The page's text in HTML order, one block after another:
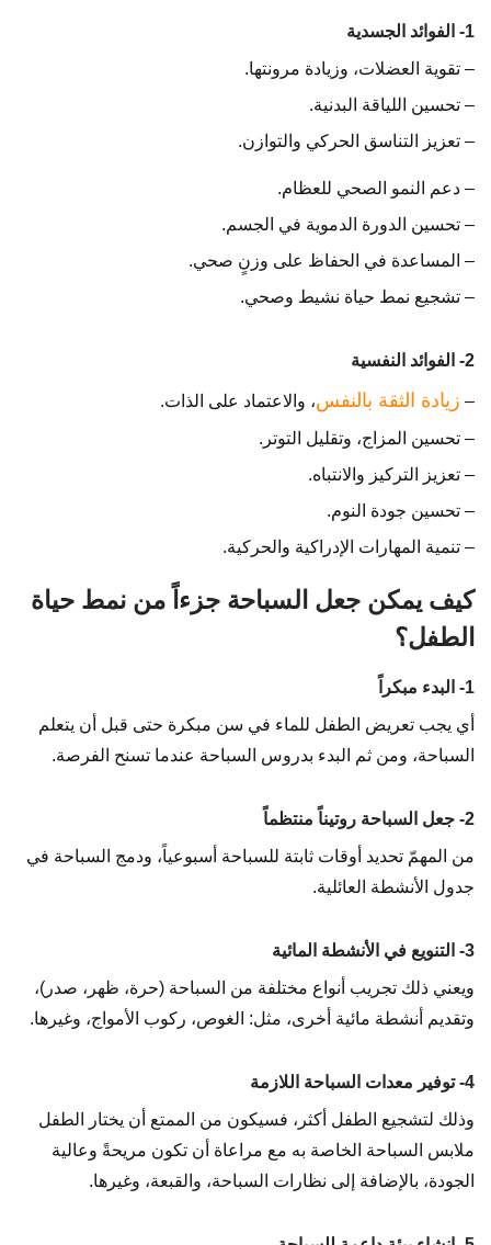
1- الفوائد الجسدية
– تقوية العضلات، وزيادة مرونتها.
– تحسين اللياقة البدنية.
– تعزيز التناسق الحركي والتوازن.
– دعم النمو الصحي للعظام.
– تحسين الدورة الدموية في الجسم.
– المساعدة في الحفاظ على وزنٍ صحي.
– تشجيع نمط حياة نشيط وصحي.
2- الفوائد النفسية
– زيادة الثقة بالنفس، والاعتماد على الذات.
– تحسين المزاج، وتقليل التوتر.
– تعزيز التركيز والانتباه.
– تحسين جودة النوم.
– تنمية المهارات الإدراكية والحركية.
كيف يمكن جعل السباحة جزءاً من نمط حياة
الطفل؟
1- البدء مبكراً
أي يجب تعريض الطفل للماء في سن مبكرة حتى قبل أن يتعلم
السباحة، ومن ثم البدء بدروس السباحة عندما تسنح الفرصة.
2- جعل السباحة روتيناً منتظماً
من المهمّ تحديد أوقات ثابتة للسباحة أسبوعياً، ودمج السباحة في
جدول الأنشطة العائلية.
3- التنويع في الأنشطة المائية
ويعني ذلك تجريب أنواع مختلفة من السباحة (حرة، ظهر، صدر)،
وتقديم أنشطة مائية أخرى، مثل: الغوص، ركوب الأمواج، وغيرها.
4- توفير معدات السباحة اللازمة
وذلك لتشجيع الطفل أكثر، فسيكون من الممتع أن يختار الطفل
ملابس السباحة الخاصة به مع مراعاة أن تكون مريحةً وعالية
الجودة، بالإضافة إلى نظارات السباحة، والقبعة، وغيرها.